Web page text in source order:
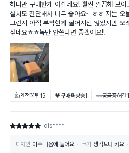
하나만 구매한게 아쉽네요! 훨씬 깔끔해 보이
설치도 간단해서 너무 좋아요~ ㅎㅎ 저는 오
그런지 아직 부착한게 떨어지진 않았지만 오
싶네요ㅎㅎ녹만 안쓴다면 좋겠어요!!
👍완전꿀팁16 💗구매욕상승1 👀궁금증해결1
별점 5점 dis****
디자인 아주 마음에 들어요 크기 생각보다 커요